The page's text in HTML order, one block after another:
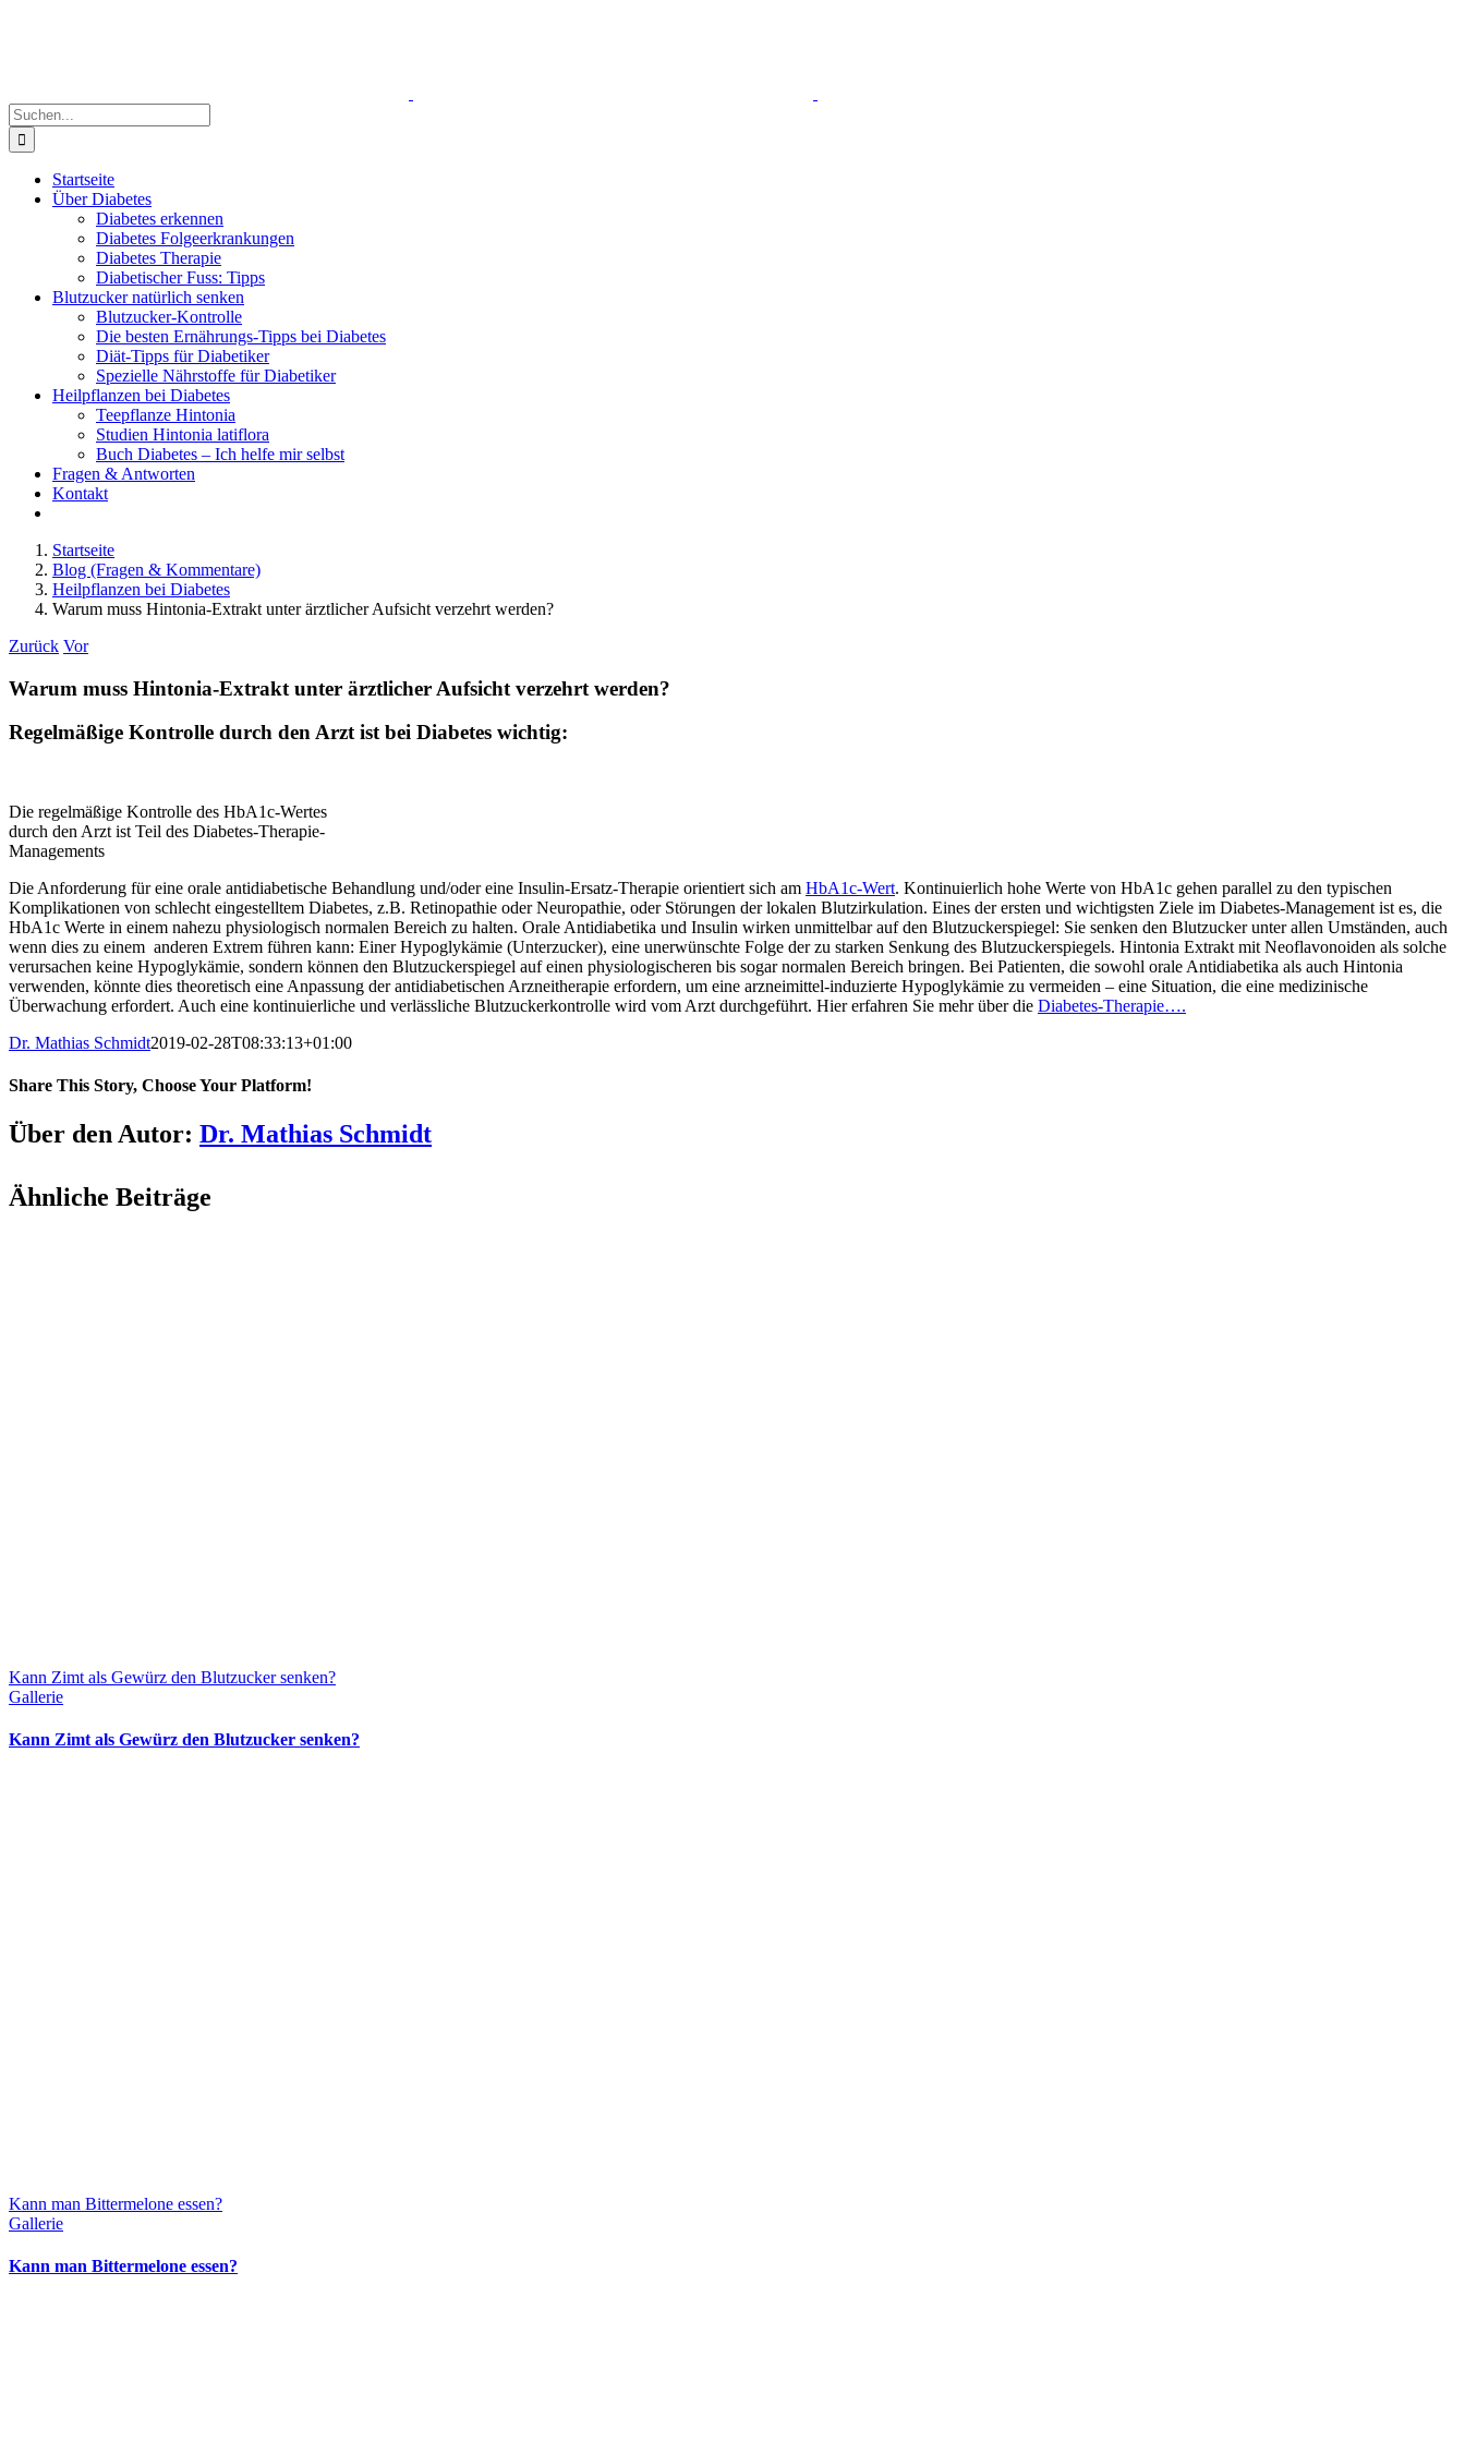
Suche
nach:
Startseite
Über Diabetes
Diabetes erkennen
Diabetes Folgeerkrankungen
Diabetes Therapie
Diabetischer Fuss: Tipps
Blutzucker natürlich senken
Blutzucker-Kontrolle
Die besten Ernährungs-Tipps bei Diabetes
Diät-Tipps für Diabetiker
Spezielle Nährstoffe für Diabetiker
Heilpflanzen bei Diabetes
Teepflanze Hintonia
Studien Hintonia latiflora
Buch Diabetes – Ich helfe mir selbst
Fragen & Antworten
Kontakt
Startseite
Blog (Fragen & Kommentare)
Heilpflanzen bei Diabetes
Warum muss Hintonia-Extrakt unter ärztlicher Aufsicht verzehrt werden?
Zurück Vor
Warum muss Hintonia-Extrakt unter ärztlicher Aufsicht verzehrt werden?
Regelmäßige Kontrolle durch den Arzt ist bei Diabetes wichtig:
Die regelmäßige Kontrolle des HbA1c-Wertes
durch den Arzt ist Teil des Diabetes-Therapie-
Managements
Die Anforderung für eine orale antidiabetische Behandlung und/oder eine Insulin-Ersatz-Therapie orientiert sich am HbA1c-Wert. Kontinuierlich hohe Werte von HbA1c gehen parallel zu den typischen
Komplikationen von schlecht eingestelltem Diabetes, z.B. Retinopathie oder Neuropathie, oder Störungen der lokalen Blutzirkulation. Eines der ersten und wichtigsten Ziele im Diabetes-Management ist es, die
HbA1c Werte in einem nahezu physiologisch normalen Bereich zu halten. Orale Antidiabetika und Insulin wirken unmittelbar auf den Blutzuckerspiegel: Sie senken den Blutzucker unter allen Umständen, auch
wenn dies zu einem anderen Extrem führen kann: Einer Hypoglykämie (Unterzucker), eine unerwünschte Folge der zu starken Senkung des Blutzuckerspiegels. Hintonia Extrakt mit Neoflavonoiden als solche
verursachen keine Hypoglykämie, sondern können den Blutzuckerspiegel auf einen physiologischeren bis sogar normalen Bereich bringen. Bei Patienten, die sowohl orale Antidiabetika als auch Hintonia
verwenden, könnte dies theoretisch eine Anpassung der antidiabetischen Arzneitherapie erfordern, um eine arzneimittel-induzierte Hypoglykämie zu vermeiden – eine Situation, die eine medizinische
Überwachung erfordert. Auch eine kontinuierliche und verlässliche Blutzuckerkontrolle wird vom Arzt durchgeführt. Hier erfahren Sie mehr über die Diabetes-Therapie….
Dr. Mathias Schmidt2019-02-28T08:33:13+01:00
Share This Story, Choose Your Platform!
Facebook
X
LinkedIn
Pinterest
E-
Mail
Über den Autor: Dr. Mathias Schmidt
Ähnliche Beiträge
Kann Zimt als Gewürz den Blutzucker senken?
Gallerie
Kann Zimt als Gewürz den Blutzucker senken?
Kann man Bittermelone essen?
Gallerie
Kann man Bittermelone essen?